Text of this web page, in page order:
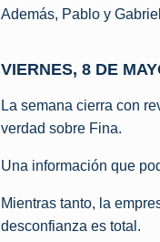
Además, Pablo y
VIERNES, 8 DE
La semana cierra con
verdad sobre Fina.
Una información que
Mientras tanto, la
desconfianza es total.